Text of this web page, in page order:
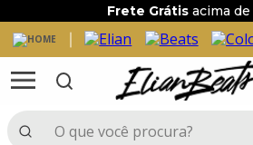
Frete Grátisacima de